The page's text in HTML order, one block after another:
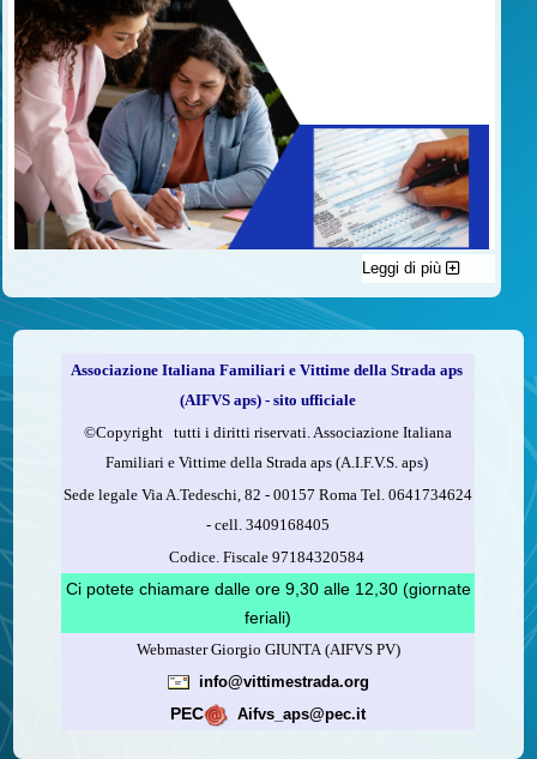
C'è un modo di contribuire alle attività dell’A.I.F.V.S. a favore
delle vittime della strada e per dare giustizia ai superstiti ed ai
loro familiari che non costa nulla: devolvere il 5 per mille della
Compila la scheda CUD o del modello 730.
Firma nel riquadro indicato come “Sostegno delle
organizzazioni non lucrative di utilità sociale, delle associazioni
Indica nel riquadro il codice fiscale dell’A.I.F.V.S.:
97184320584
Leggi come fare
(versione stampabile)
Leggi di più
Associazione Italiana Familiari e Vittime della Strada aps
(AIFVS aps) - sito ufficiale
©​Copyright tutti i diritti riservati. Associazione Italiana
Familiari e Vittime della Strada aps (A.I.F.V.S. aps)
Sede legale Via A.Tedeschi, 82 - 00157 Roma Tel. 0641734624
-cell.3409168405
Codice. Fiscale 97184320584
Ci potete chiamare dalle ore 9,30 alle 12,30 (giornate
feriali)
Webmaster Giorgio GIUNTA (AIFVS PV)
info@vittimestrada.org
PEC Aifvs_aps@pec.it